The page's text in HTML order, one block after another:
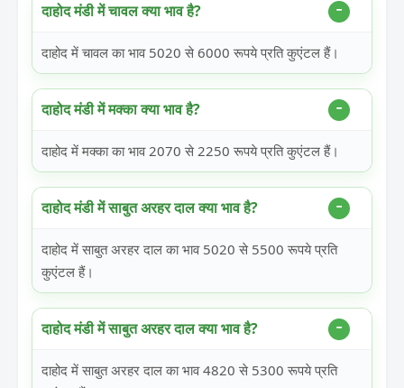
दाहोद मंडी में चावल क्या भाव है?
दाहोद में चावल का भाव 5020 से 6000 रूपये प्रति कुएंटल हैं।
दाहोद मंडी में मक्का क्या भाव है?
दाहोद में मक्का का भाव 2070 से 2250 रूपये प्रति कुएंटल हैं।
दाहोद मंडी में साबुत अरहर दाल क्या भाव है?
दाहोद में साबुत अरहर दाल का भाव 5020 से 5500 रूपये प्रति
कुएंटल हैं।
दाहोद मंडी में साबुत अरहर दाल क्या भाव है?
दाहोद में साबुत अरहर दाल का भाव 4820 से 5300 रूपये प्रति